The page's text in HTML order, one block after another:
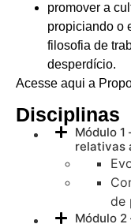
promover a
propiciando o
filosofia de
desperdício.
Acesse aqui a
Disciplinas
Módulo
relativas
de
Módulo